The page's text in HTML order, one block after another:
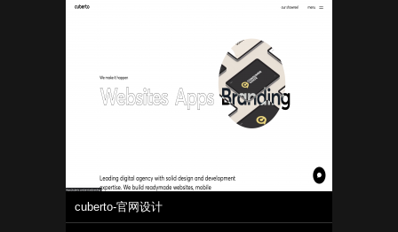
cuberto-官网设计